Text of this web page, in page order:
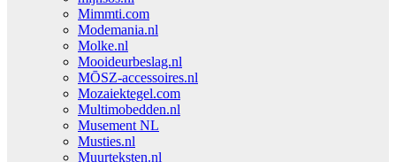
Mimmti.com
Modemania.nl
Molke.nl
Mooideurbeslag.nl
MŌSZ-accessoires.nl
Mozaiektegel.com
Multimobedden.nl
Musement NL
Musties.nl
Muurteksten.nl